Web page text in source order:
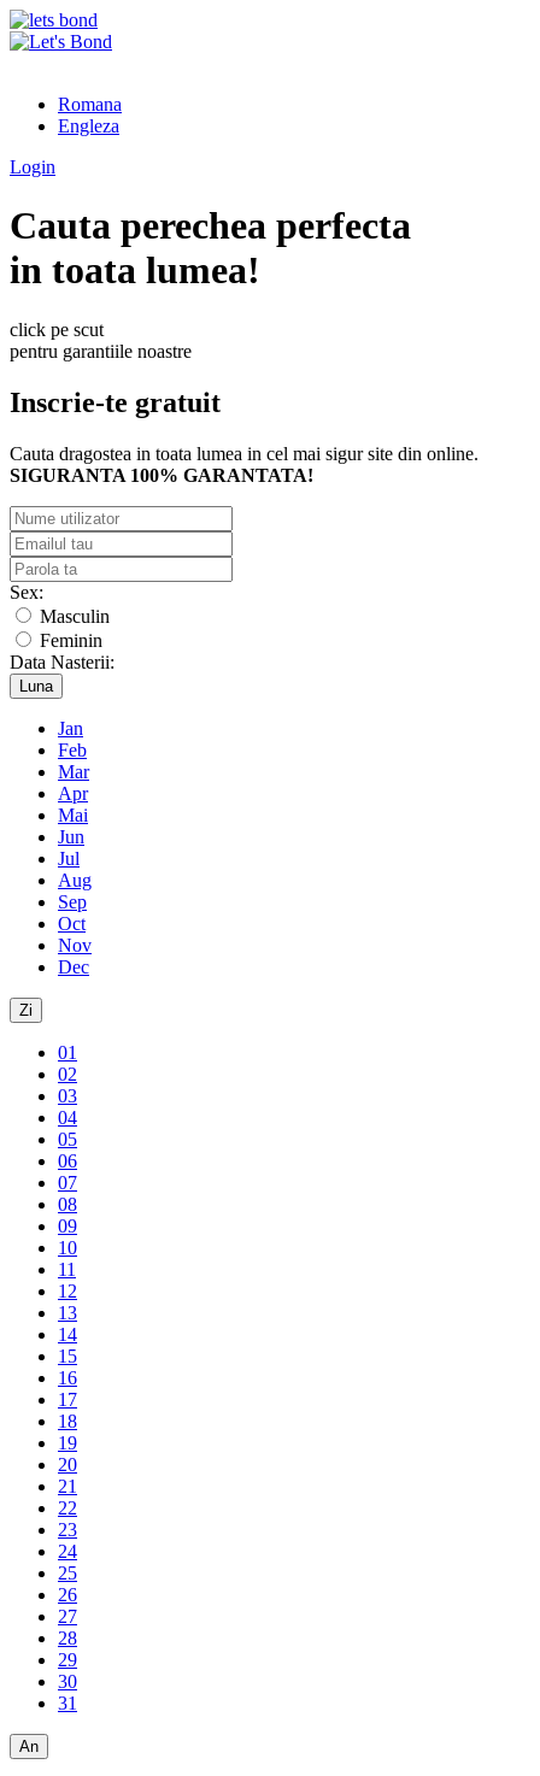
Romana
Engleza
Login
Cauta perechea perfecta
in toata lumea!
click pe scut
pentru garantiile noastre
Inscrie-te gratuit
Cauta dragostea in toata lumea in cel mai sigur site din online.
SIGURANTA 100% GARANTATA!
Sex:
Masculin
Feminin
Data Nasterii:
Luna
Jan
Feb
Mar
Apr
Mai
Jun
Jul
Aug
Sep
Oct
Nov
Dec
Zi
01
02
03
04
05
06
07
08
09
10
11
12
13
14
15
16
17
18
19
20
21
22
23
24
25
26
27
28
29
30
31
An